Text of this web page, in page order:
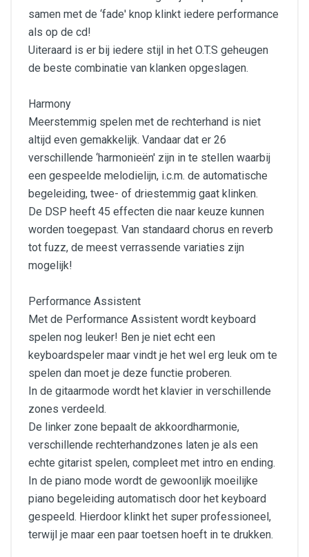
samen met de ‘fade' knop klinkt iedere performance
als op de cd!
Uiteraard is er bij iedere stijl in het O.T.S geheugen
de beste combinatie van klanken opgeslagen.
Harmony
Meerstemmig spelen met de rechterhand is niet
altijd even gemakkelijk. Vandaar dat er 26
verschillende ‘harmonieën' zijn in te stellen waarbij
een gespeelde melodielijn, i.c.m. de automatische
begeleiding, twee- of driestemmig gaat klinken.
De DSP heeft 45 effecten die naar keuze kunnen
worden toegepast. Van standaard chorus en reverb
tot fuzz, de meest verrassende variaties zijn
mogelijk!
Performance Assistent
Met de Performance Assistent wordt keyboard
spelen nog leuker! Ben je niet echt een
keyboardspeler maar vindt je het wel erg leuk om te
spelen dan moet je deze functie proberen.
In de gitaarmode wordt het klavier in verschillende
zones verdeeld.
De linker zone bepaalt de akkoordharmonie,
verschillende rechterhandzones laten je als een
echte gitarist spelen, compleet met intro en ending.
In de piano mode wordt de gewoonlijk moeilijke
piano begeleiding automatisch door het keyboard
gespeeld. Hierdoor klinkt het super professioneel,
terwijl je maar een paar toetsen hoeft in te drukken.